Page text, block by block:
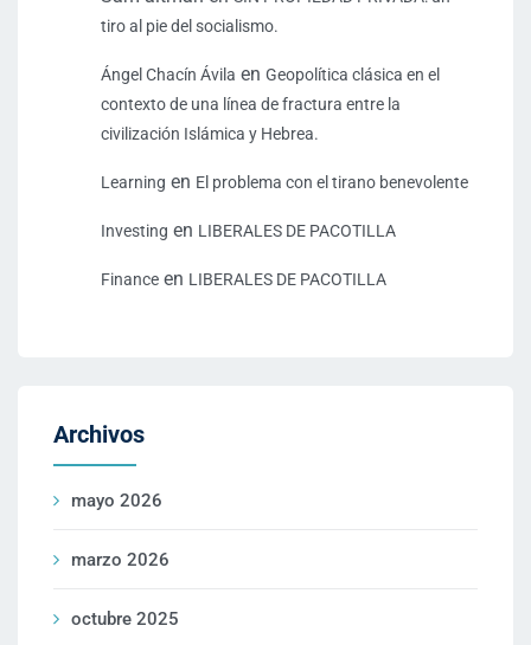
tiro al pie del socialismo.
Ángel Chacín Ávila en Geopolítica clásica en el
contexto de una línea de fractura entre la
civilización Islámica y Hebrea.
Learning en El problema con el tirano benevolente
Investing en LIBERALES DE PACOTILLA
Finance en LIBERALES DE PACOTILLA
Archivos
mayo 2026
marzo 2026
octubre 2025